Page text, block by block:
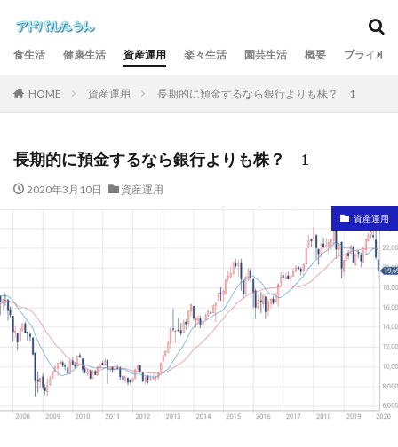
食生活 健康生活 資産運用 楽々生活 園芸生活 概要 プライバ
HOME 資産運用 長期的に預金するなら銀行よりも株？ 1
長期的に預金するなら銀行よりも株？ 1
2020年3月10日 資産運用
資産運用
カテゴリー
検索